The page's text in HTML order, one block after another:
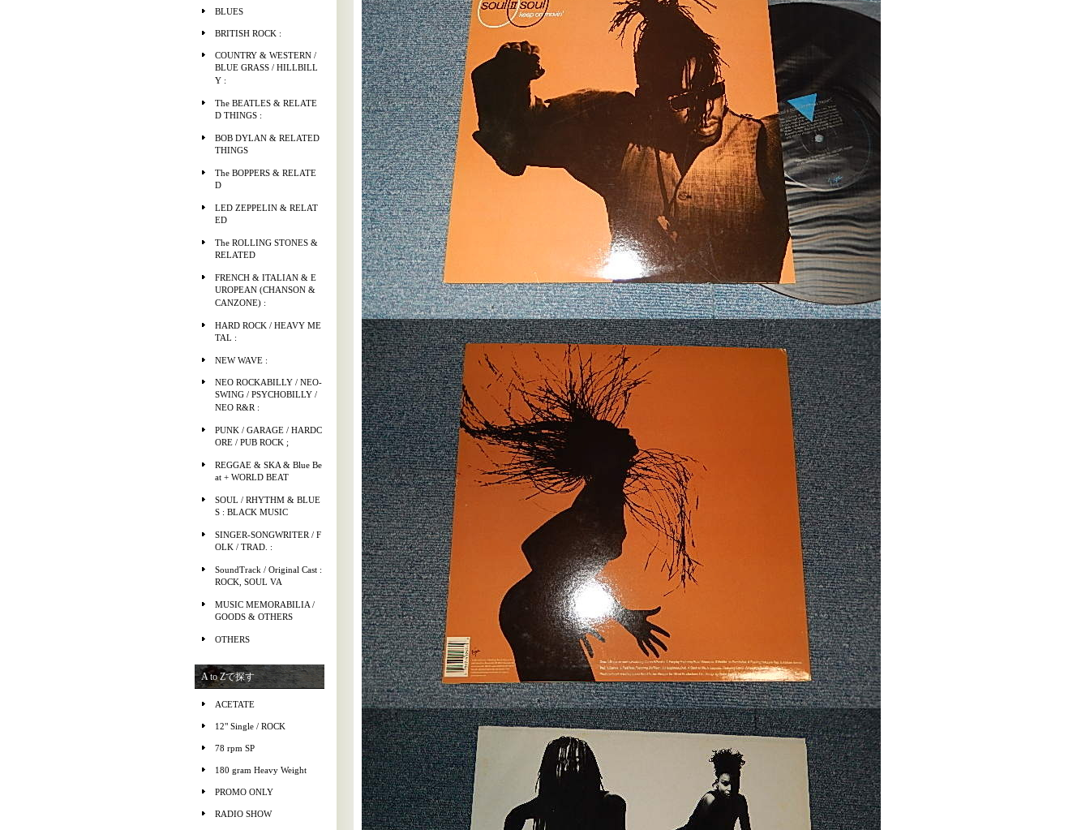
BLUES
BRITISH ROCK :
COUNTRY & WESTERN /
BLUE GRASS / HILLBILL
Y :
The BEATLES & RELATE
D THINGS :
BOB DYLAN & RELATED
THINGS
The BOPPERS & RELATE
D
LED ZEPPELIN & RELAT
ED
The ROLLING STONES &
RELATED
FRENCH & ITALIAN & E
UROPEAN (CHANSON &
CANZONE) :
HARD ROCK / HEAVY ME
TAL :
NEW WAVE :
NEO ROCKABILLY / NEO-
SWING / PSYCHOBILLY /
NEO R&R :
PUNK / GARAGE / HARDC
ORE / PUB ROCK ;
REGGAE & SKA & Blue Be
at + WORLD BEAT
SOUL / RHYTHM & BLUE
S : BLACK MUSIC
SINGER-SONGWRITER / F
OLK / TRAD. :
SoundTrack / Original Cast :
ROCK, SOUL VA
MUSIC MEMORABILIA /
GOODS & OTHERS
OTHERS
A to Zで探す
ACETATE
12" Single / ROCK
78 rpm SP
180 gram Heavy Weight
PROMO ONLY
RADIO SHOW